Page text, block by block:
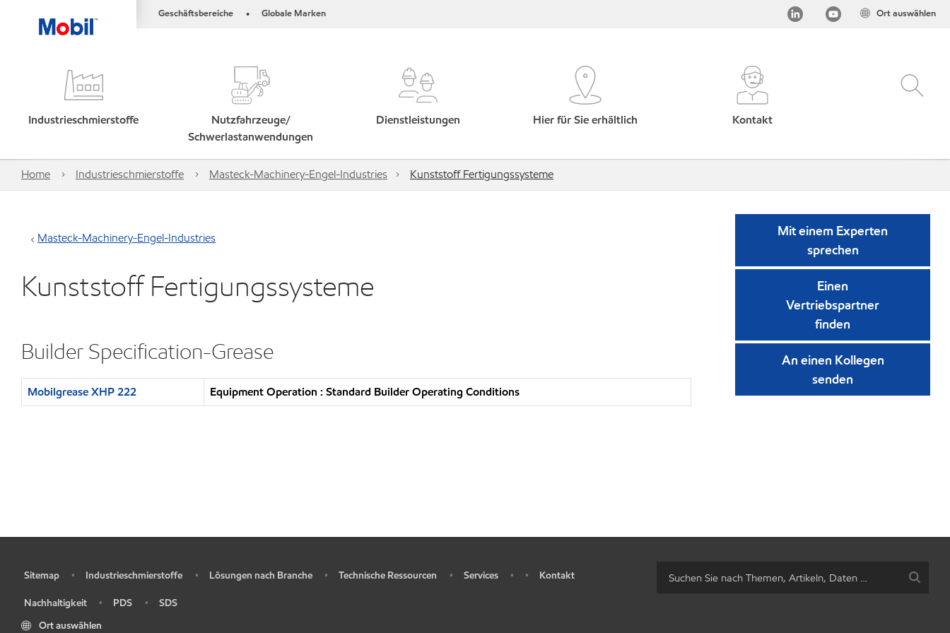
Geschäftsbereiche • Globale Marken Ort auswählen
Industrieschmierstoffe
Nutzfahrzeuge/
Schwerlastanwendungen
Dienstleistungen Hier für Sie erhältlich Kontakt
Home Industrieschmierstoffe Masteck-Machinery-Engel-Industries Kunststoff Fertigungssysteme
Masteck-Machinery-Engel-Industries
Kunststoff Fertigungssysteme
Builder Specification-Grease
Mobilgrease XHP 222 Equipment Operation : Standard Builder Operating Conditions
Mit einem Experten
sprechen
Einen
Vertriebspartner
finden
An einen Kollegen
senden
Sitemap • Industrieschmierstoffe • Lösungen nach Branche • Technische Ressourcen • Services • • Kontakt
Nachhaltigkeit • PDS •
SDS
Ort auswählen